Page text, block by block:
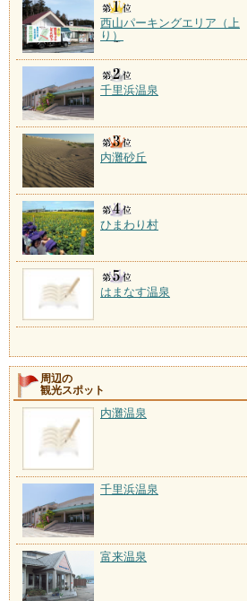
西山パーキングエリア（上
り）
千里浜温泉
内灘砂丘
ひまわり村
はまなす温泉
周辺の
観光スポット
内灘温泉
千里浜温泉
富来温泉